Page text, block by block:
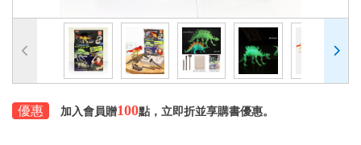
優惠 加入會員贈100點，立即折並享購書優惠。